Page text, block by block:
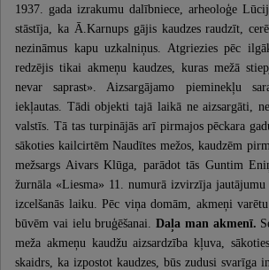
1937. gada izrakumu dalībniece, arheoloģe
stāstīja, ka Ā.Karnups gājis kaudzes raudzīt,
nezināmus kapu uzkalniņus. Atgriezies pēc
redzējis tikai akmeņu kaudzes, kuras mežā
nevar saprast». Aizsargājamo pieminekļu
iekļautas. Tādi objekti tajā laikā ne aizsargāti,
valstīs. Tā tas turpinājās arī pirmajos pēckara
sākoties kailcirtēm Naudītes mežos, kaudzēm
mežsargs Aivars Klūga, parādot tās Guntim
žurnāla «Liesma» 11. numurā izvirzīja
izcelšanās laiku. Pēc viņa domām, akmeņi
būvēm vai ielu bruģēšanai.Daļa man akmenī.
meža akmeņu kaudžu aizsardzība kļuva,
skaidrs, ka izpostot kaudzes, būs zudusi svarīga